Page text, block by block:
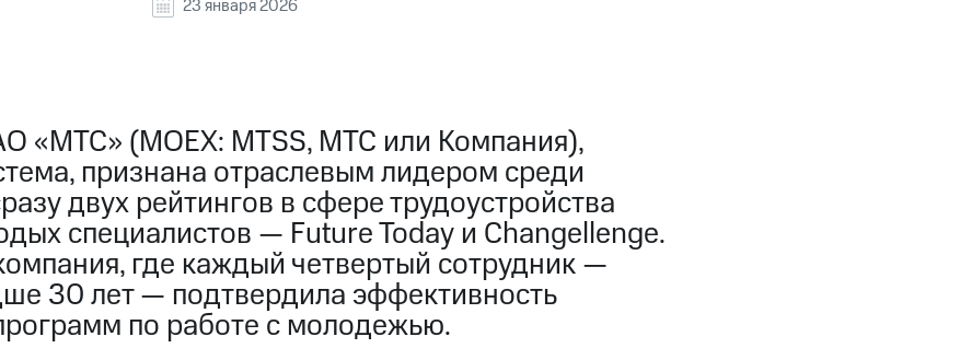
23 января 2026
«МТС» (MOEX: MTSS, МТС или Компания),
признана отраслевым лидером среди
двух рейтингов в сфере трудоустройства
специалистов — Future Today и Changellenge.
где каждый четвертый сотрудник —
30 лет — подтвердила эффективность
по работе с молодежью.